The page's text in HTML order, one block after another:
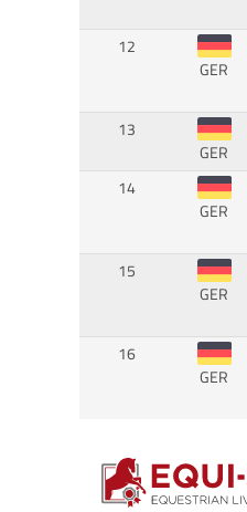
12
GER
13
GER
14
GER
15
GER
16
GER